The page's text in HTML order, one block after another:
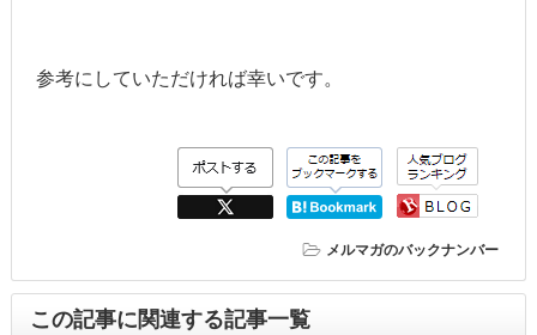
参考にしていただければ幸いです。
メルマガのバックナンバー
この記事に関連する記事一覧